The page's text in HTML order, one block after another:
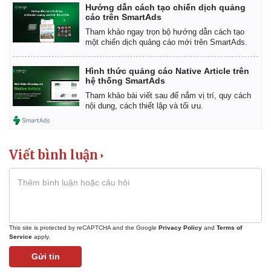
Hướng dẫn cách tạo chiến dịch quảng
cáo trên SmartAds
Tham khảo ngay trọn bộ hướng dẫn cách tạo
một chiến dịch quảng cáo mới trên SmartAds.
Hình thức quảng cáo Native Article trên
hệ thống SmartAds
Tham khảo bài viết sau để nắm vị trí, quy cách
nội dung, cách thiết lập và tối ưu.
Viết bình luận
This site is protected by reCAPTCHA and the Google Privacy Policy and Terms of
Service apply.
Gửi tin